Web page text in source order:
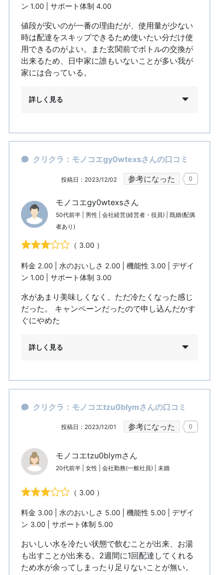
ン 1.00 | サポート体制 4.00
値段が安いのが一番の理由だが、使用量が少ない
時は配達をスキップできるため使いたい分だけ使
用できるのがよい。また玄関前でボトルの交換が
出来るため、日中家に誰もいないことが多い我が
家には合っている。
詳しく見る
クリクラ：モノコエgy0wtexsさんの口コミ
投稿日：2023/12/02 参考になった 0
モノコエgy0wtexsさん
50代前半 | 男性 | 会社経営(経営者・役員) | 既婚(配偶
者あり)
（ 3.00 ）
料金 2.00 | 水のおいしさ 2.00 | 機能性 3.00 | デザイ
ン 1.00 | サポート体制 3.00
水があまり美味しくなく、ただ冷たくなった感じ
だった。 キャンペーンだったので申し込んだかす
ぐにやめた
詳しく見る
クリクラ：モノコエtzu0blymさんの口コミ
投稿日：2023/12/01 参考になった 0
モノコエtzu0blymさん
20代前半 | 女性 | 会社勤務(一般社員) | 未婚
（ 3.00 ）
料金 3.00 | 水のおいしさ 5.00 | 機能性 5.00 | デザイ
ン 3.00 | サポート体制 5.00
おいしい水を冷たい状態で飲むことが出来、お湯
も出すことが出来る。2週間に1回配達してくれる
ため水が余ってしまったり足りないことが無い。